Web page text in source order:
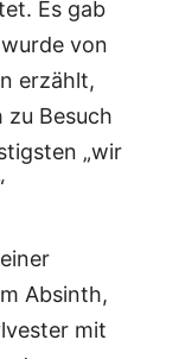
Es gab
von
erzählt,
zu Besuch
„wir
Absinth,
mit